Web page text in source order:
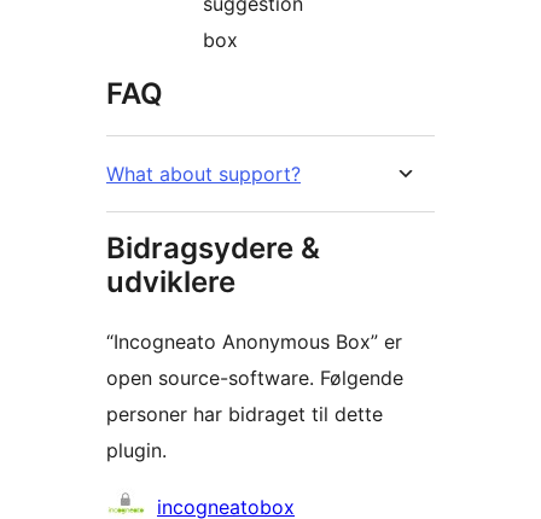
box
FAQ
What about support?
Bidragsydere &
udviklere
“Incogneato Anonymous Box” er
open source-software. Følgende
personer har bidraget til dette
plugin.
Bidragsydere
incogneatobox